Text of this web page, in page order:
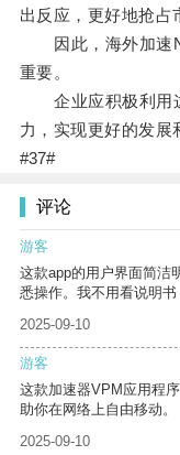
出反应，更好地抢占
因此，海外加速
重要。
企业应积极利用这
力，实现更好的发展
#37#
评论
游客
这款app的用户界面简洁
悉操作。我不用看说明书
2025-09-10
游客
这款加速器VPM应用程
助你在网络上自由移动。
2025-09-10